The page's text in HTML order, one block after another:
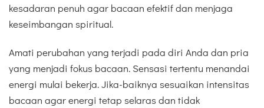
kesadaran penuh agar bacaan efektif dan menjaga
keseimbangan spiritual.
Amati perubahan yang terjadi pada diri Anda dan pria
yang menjadi fokus bacaan. Sensasi tertentu menandai
energi mulai bekerja. Jika-baiknya sesuaikan intensitas
bacaan agar energi tetap selaras dan tidak